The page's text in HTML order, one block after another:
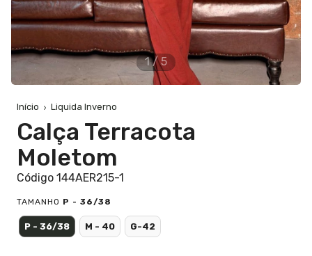
1/5
Início Liquida Inverno
Calça Terracota
Moletom
Código 144AER215-1
TAMANHO P - 36/38
P - 36/38 M - 40 G-42